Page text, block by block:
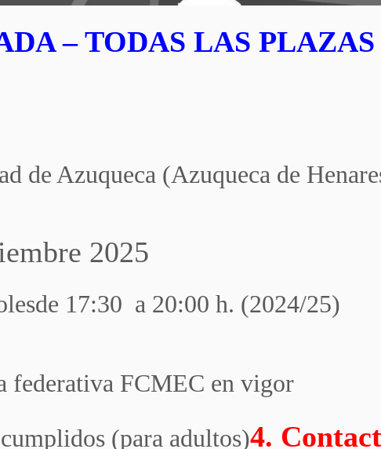
– TODAS LAS
de Azuqueca (Azuqueca de
2025
17:30 a 20:00 h. (2024/25)
federativa FCMEC en vigor
(para adultos)4.